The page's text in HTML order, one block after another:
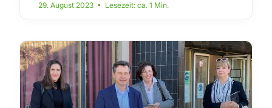
29. August 2023 • Lesezeit: ca. 1 Min.